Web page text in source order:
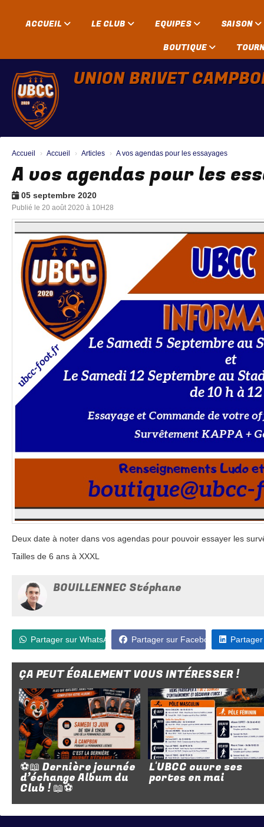
ACCUEIL LE CLUB EQUIPES
SAISON
BOUTIQUE
UNION BRIVET
Accueil Accueil Articles A vos agendas pour les essayages
A vos agendas pour les
05 septembre 2020
Publié le 20 août 2020 à 10H28
Deux date à noter dans vos agendas pour pouvoir essayer les
Tailles de 6 ans à XXXL
BOUILLENNEC Stéphane
Partager sur WhatsApp Partager sur Facebook
ÇA PEUT ÉGALEMENT VOUS INTÉRESSER !
⚽📖 Dernière journée
d’échange Album du
Club ! 📖⚽
L'UBCC ouvre ses
portes en mai